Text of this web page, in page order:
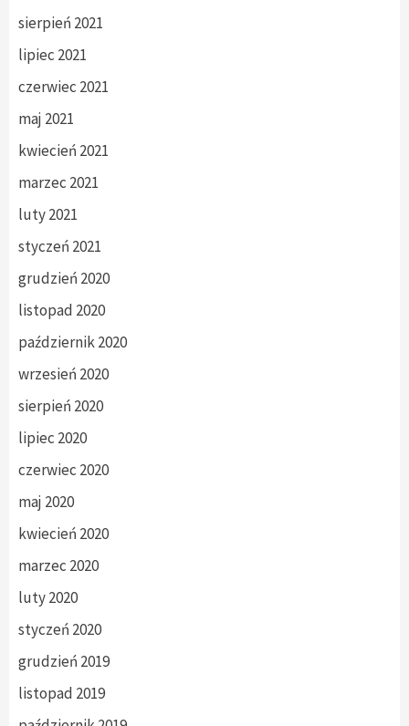
sierpień 2021
lipiec 2021
czerwiec 2021
maj 2021
kwiecień 2021
marzec 2021
luty 2021
styczeń 2021
grudzień 2020
listopad 2020
październik 2020
wrzesień 2020
sierpień 2020
lipiec 2020
czerwiec 2020
maj 2020
kwiecień 2020
marzec 2020
luty 2020
styczeń 2020
grudzień 2019
listopad 2019